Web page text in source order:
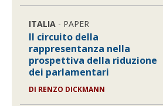
ITALIA - PAPER
Il circuito della
rappresentanza nella
prospettiva della riduzione
dei parlamentari
DI RENZO DICKMANN